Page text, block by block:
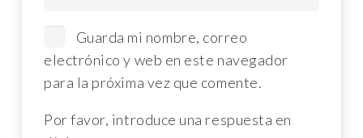
Guarda mi nombre, correo
electrónico y web en este navegador
para la próxima vez que comente.
Por favor, introduce una respuesta en